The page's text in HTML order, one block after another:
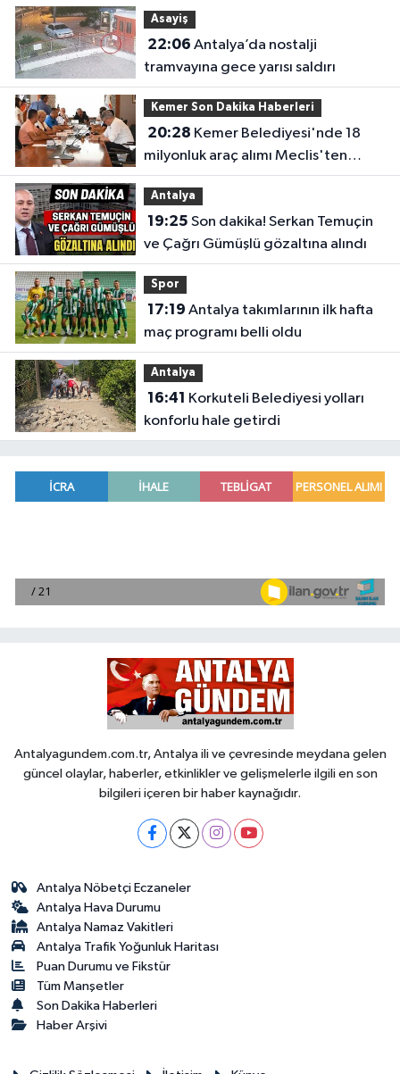
Asayiş
22:06
tramvayına gece yarısı saldırı
Kemer Son Dakika Haberleri
20:28
milyonluk araç alımı Meclis'ten
geçti
Antalya
19:25
ve Çağrı Gümüşlü gözaltına alındı
Spor
17:19
maç programı belli oldu
Antalya
16:41
konforlu hale getirdi
Antalyagundem.com.tr, Antalya ili ve çevresinde meydana gelen
güncel olaylar, haberler, etkinlikler ve gelişmelerle ilgili en son
bilgileri içeren bir haber kaynağıdır.
Antalya Nöbetçi Eczaneler
Antalya Hava Durumu
Antalya Namaz Vakitleri
Antalya Trafik Yoğunluk Haritası
Puan Durumu ve Fikstür
Tüm Manşetler
Son Dakika Haberleri
Haber Arşivi